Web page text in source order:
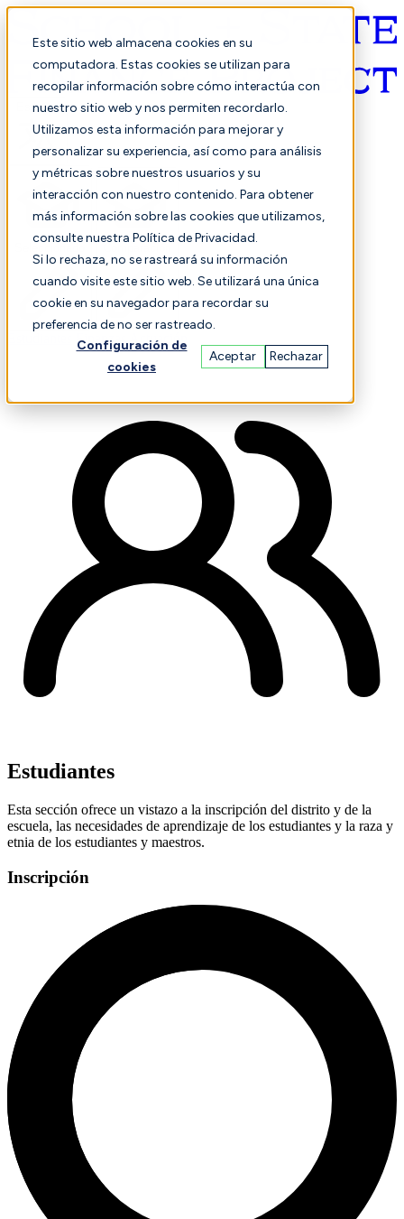
Este sitio web almacena cookies en su
computadora. Estas cookies se utilizan para
recopilar información sobre cómo interactúa con
nuestro sitio web y nos permiten recordarlo.
Utilizamos esta información para mejorar y
personalizar su experiencia, así como para análisis
y métricas sobre nuestros usuarios y su
interacción con nuestro contenido. Para obtener
más información sobre las cookies que utilizamos,
consulte nuestra Política de Privacidad.
Si lo rechaza, no se rastreará su información
cuando visite este sitio web. Se utilizará una única
cookie en su navegador para recordar su
preferencia de no ser rastreado.
Configuración de
cookies
Aceptar Rechazar
Español
Finanzas Actuación
Estudiantes
Esta sección ofrece un vistazo a la inscripción del distrito y de la
escuela, las necesidades de aprendizaje de los estudiantes y la raza y
etnia de los estudiantes y maestros.
Inscripción